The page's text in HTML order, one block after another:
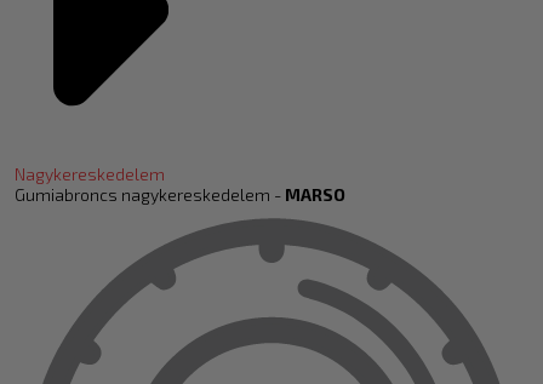
Nagykereskedelem
Gumiabroncs nagykereskedelem - MARSO